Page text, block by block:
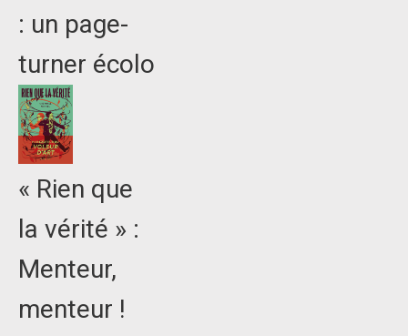
: un page-
turner écolo
« Rien que
la vérité » :
Menteur,
menteur !